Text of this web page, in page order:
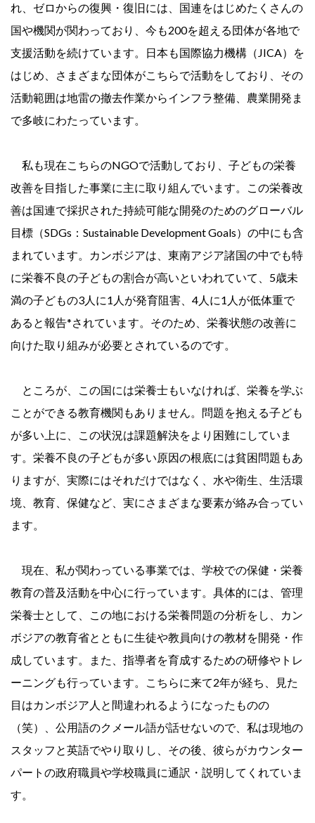
れ、ゼロからの復興・復旧には、国連をはじめたくさんの
国や機関が関わっており、今も200を超える団体が各地で
支援活動を続けています。日本も国際協力機構（JICA）を
はじめ、さまざまな団体がこちらで活動をしており、その
活動範囲は地雷の撤去作業からインフラ整備、農業開発ま
で多岐にわたっています。
私も現在こちらのNGOで活動しており、子どもの栄養
改善を目指した事業に主に取り組んでいます。この栄養改
善は国連で採択された持続可能な開発のためのグローバル
目標（SDGs：Sustainable Development Goals）の中にも含
まれています。カンボジアは、東南アジア諸国の中でも特
に栄養不良の子どもの割合が高いといわれていて、5歳未
満の子どもの3人に1人が発育阻害、4人に1人が低体重で
あると報告*されています。そのため、栄養状態の改善に
向けた取り組みが必要とされているのです。
ところが、この国には栄養士もいなければ、栄養を学ぶ
ことができる教育機関もありません。問題を抱える子ども
が多い上に、この状況は課題解決をより困難にしていま
す。栄養不良の子どもが多い原因の根底には貧困問題もあ
りますが、実際にはそれだけではなく、水や衛生、生活環
境、教育、保健など、実にさまざまな要素が絡み合ってい
ます。
現在、私が関わっている事業では、学校での保健・栄養
教育の普及活動を中心に行っています。具体的には、管理
栄養士として、この地における栄養問題の分析をし、カン
ボジアの教育省とともに生徒や教員向けの教材を開発・作
成しています。また、指導者を育成するための研修やトレ
ーニングも行っています。こちらに来て2年が経ち、見た
目はカンボジア人と間違われるようになったものの
（笑）、公用語のクメール語が話せないので、私は現地の
スタッフと英語でやり取りし、その後、彼らがカウンター
パートの政府職員や学校職員に通訳・説明してくれていま
す。